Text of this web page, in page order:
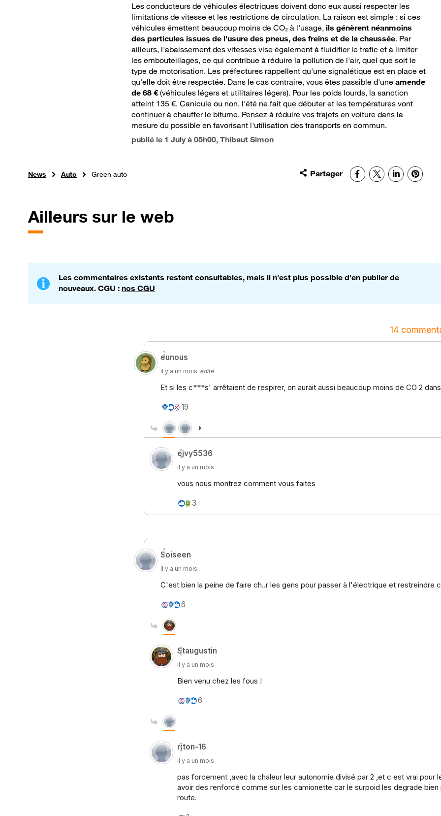
Les conducteurs de véhicules électriques doivent donc eux aussi respecter les
limitations de vitesse et les restrictions de circulation. La raison est simple : si ces
véhicules émettent beaucoup moins de CO₂ à l'usage, ils génèrent néanmoins
des particules issues de l'usure des pneus, des freins et de la chaussée. Par
ailleurs, l'abaissement des vitesses vise également à fluidifier le trafic et à limiter
les embouteillages, ce qui contribue à réduire la pollution de l'air, quel que soit le
type de motorisation. Les préfectures rappellent qu'une signalétique est en place et
qu'elle doit être respectée. Dans le cas contraire, vous êtes passible d'une amende
de 68 € (véhicules légers et utilitaires légers). Pour les poids lourds, la sanction
atteint 135 €. Canicule ou non, l'été ne fait que débuter et les températures vont
continuer à chauffer le bitume. Pensez à réduire vos trajets en voiture dans la
mesure du possible en favorisant l'utilisation des transports en commun.
publié le 1 July à 05h00, Thibaut Simon
News Auto Green auto Partager Facebook
X LinkedIn
Ailleurs sur le web
Les commentaires existants restent consultables, mais il n'est plus possible d'en publier de
nouveaux. CGU : nos CGU